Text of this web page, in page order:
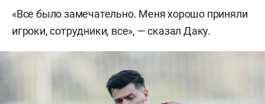
«Все было замечательно. Меня хорошо приняли
игроки, сотрудники, все», — сказал Даку.